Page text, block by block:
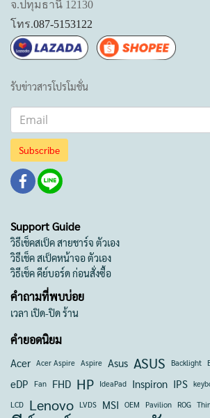
จ.ปทุมธานี 12130
โทร.087-5153122
รับข่าวสารโปรโมชั่น
Subscribe
Support Guide
วิธีเช็คสเป็ค สายชาร์จ ตัวเอง
วิธีเช็ค สเป็คหน้าจอ ตัวเอง
วิธีเช็ค คีย์บอร์ด ก่อนสั่งซื้อ
คำถามที่พบบ่อย
เวลา เปิด-ปิด ร้าน
คำยอดนิยม
Acer Acer Aspire Aspire Asus ASUS Backlight
eDP Fan FHD HP IdeaPad Inspiron IPS
LCD Lenovo LVDS MSI OEM Pavilion ROG